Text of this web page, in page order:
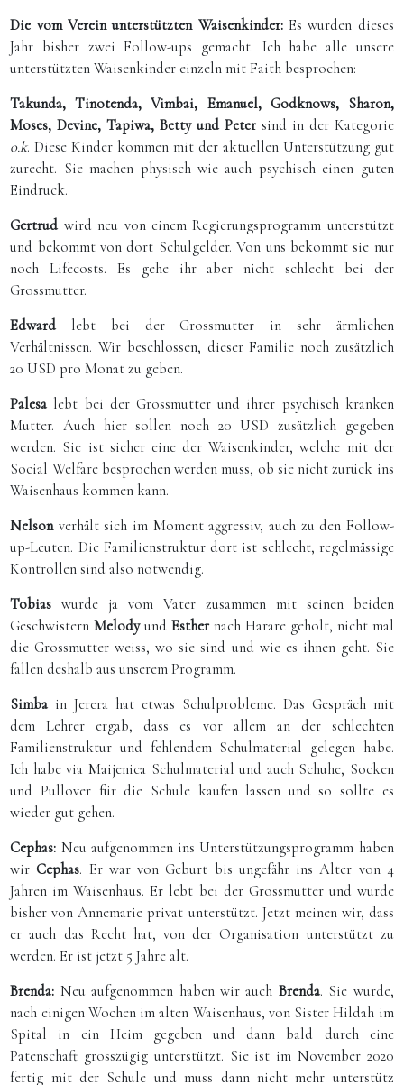
Die vom Verein unterstützten Waisenkinder:Es wurden dieses
Jahr bisher zwei Follow-ups gemacht. Ich habe alle unsere
unterstützten Waisenkinder einzeln mit Faith besprochen:
Takunda, Tinotenda, Vimbai, Emanuel, Godknows, Sharon,
Moses, Devine, Tapiwa, Betty und Petersind in der Kategorie
o.k. Diese Kinder kommen mit der aktuellen Unterstützung gut
zurecht. Sie machen physisch wie auch psychisch einen guten
Eindruck.
Gertrudwird neu von einem Regierungsprogramm unterstützt
und bekommt von dort Schulgelder. Von uns bekommt sie nur
noch Lifecosts. Es gehe ihr aber nicht schlecht bei der
Grossmutter.
Edward lebt bei der Grossmutter in sehr ärmlichen
Verhältnissen. Wir beschlossen, dieser Familie noch zusätzlich
20 USD pro Monat zu geben.
Palesa lebt bei der Grossmutter und ihrer psychisch kranken
Mutter. Auch hier sollen noch 20 USD zusätzlich gegeben
werden. Sie ist sicher eine der Waisenkinder, welche mit der
Social Welfare besprochen werden muss, ob sie nicht zurück ins
Waisenhaus kommen kann.
Nelsonverhält sich im Moment aggressiv, auch zu den Follow-
up-Leuten. Die Familienstruktur dort ist schlecht, regelmässige
Kontrollen sind also notwendig.
Tobias wurde ja vom Vater zusammen mit seinen beiden
GeschwisternMelodyundEsthernach Harare geholt, nicht mal
die Grossmutter weiss, wo sie sind und wie es ihnen geht. Sie
fallen deshalb aus unserem Programm.
Simba in Jerera hat etwas Schulprobleme. Das Gespräch mit
dem Lehrer ergab, dass es vor allem an der schlechten
Familienstruktur und fehlendem Schulmaterial gelegen habe.
Ich habe via Maijenica Schulmaterial und auch Schuhe, Socken
und Pullover für die Schule kaufen lassen und so sollte es
wieder gut gehen.
Cephas: Neu aufgenommen ins Unterstützungsprogramm haben
wir Cephas. Er war von Geburt bis ungefähr ins Alter von 4
Jahren im Waisenhaus. Er lebt bei der Grossmutter und wurde
bisher von Annemarie privat unterstützt. Jetzt meinen wir, dass
er auch das Recht hat, von der Organisation unterstützt zu
werden. Er ist jetzt 5 Jahre alt.
Brenda: Neu aufgenommen haben wir auch Brenda. Sie wurde,
nach einigen Wochen im alten Waisenhaus, von Sister Hildah im
Spital in ein Heim gegeben und dann bald durch eine
Patenschaft grosszügig unterstützt. Sie ist im November 2020
fertig mit der Schule und muss dann nicht mehr unterstütz